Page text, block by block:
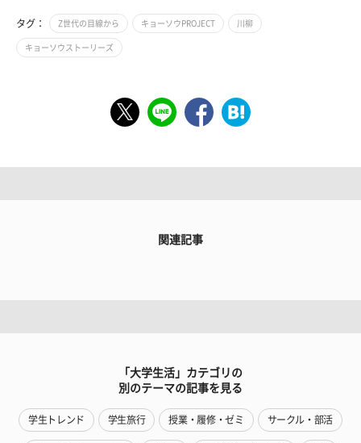
タグ： Z世代の目線から キョーソウPROJECT 川柳
キョーソウストーリーズ
関連記事
「大学生活」カテゴリの
別のテーマの記事を見る
学生トレンド 学生旅行 授業・履修・ゼミ サークル・部活